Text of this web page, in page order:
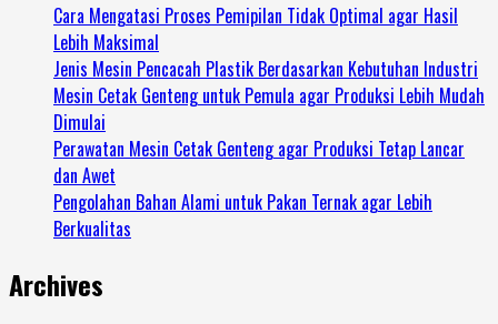
Cara Mengatasi Proses Pemipilan Tidak Optimal agar Hasil
Lebih Maksimal
Jenis Mesin Pencacah Plastik Berdasarkan Kebutuhan Industri
Mesin Cetak Genteng untuk Pemula agar Produksi Lebih Mudah
Dimulai
Perawatan Mesin Cetak Genteng agar Produksi Tetap Lancar
dan Awet
Pengolahan Bahan Alami untuk Pakan Ternak agar Lebih
Berkualitas
Archives